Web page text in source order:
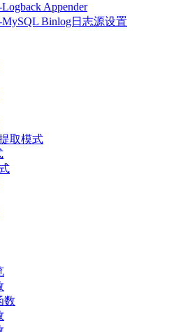
Appender
Binlog日志源设置
取模式
数